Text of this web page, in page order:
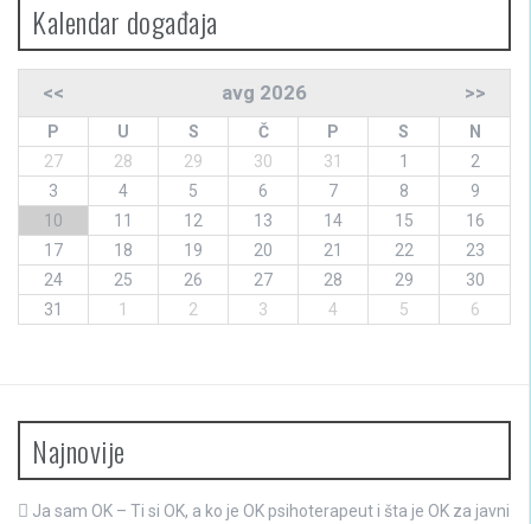
Kalendar događaja
<< avg 2026 >>
P U S Č P S
N
27
28 29 30 31 1
2
3
4 5 6 7 8
9
10
11 12 13 14 15
16
17
18 19 20 21 22
23
24
25 26 27 28 29
30
31
1 2 3 4 5 6
Najnovije
Ja sam OK – Ti si OK, a ko je OK psihoterapeut i šta je OK za javni